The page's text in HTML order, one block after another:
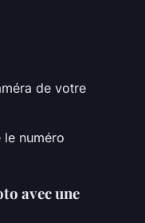
de votre
numéro
avec une